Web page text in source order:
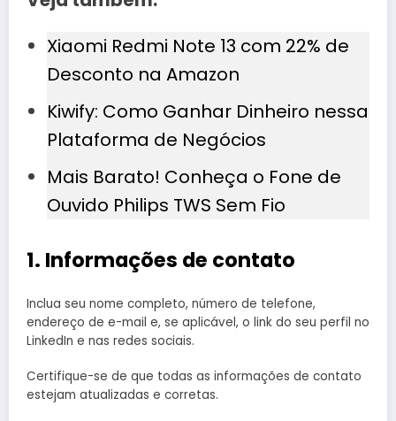
Xiaomi Redmi Note 13 com 22% de
Desconto na Amazon
Kiwify: Como Ganhar Dinheiro nessa
Plataforma de Negócios
Mais Barato! Conheça o Fone de
Ouvido Philips TWS Sem Fio
1. Informações de contato
Inclua seu nome completo, número de telefone,
endereço de e-mail e, se aplicável, o link do seu perfil no
LinkedIn e nas redes sociais.
Certifique-se de que todas as informações de contato
estejam atualizadas e corretas.